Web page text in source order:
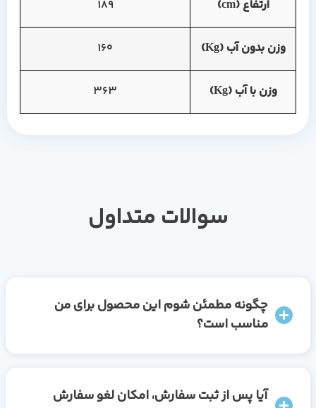
ارتفاع (cm)
وزن بدون آب (Kg)
وزن با آب (Kg) 363
سوالات متداول
چگونه مطمئن شوم این محصول برای من
مناسب است؟
آیا پس از ثبت سفارش، امکان لغو سفارش